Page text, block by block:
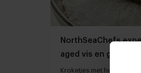
NorthSeaChefs
aged vis en garums
Kroketjes met hondshaai,